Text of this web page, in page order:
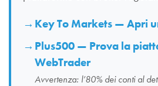
Key To Markets — Apri
Plus500 — Prova la
WebTrader
Avvertenza: l’80% dei conti al